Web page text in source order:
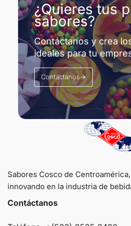
¿Quieres tus
sabores?
Contáctanos y crea
ideales para tu
Contáctanos
Sabores Cosco de
innovando en la industria de
Contáctanos